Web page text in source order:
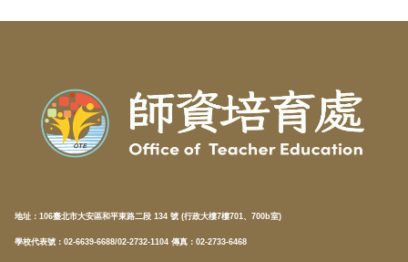
地址： 106臺北市大安區和平東路二段 134 號 (行政大樓7樓701、700b室)
學校代表號：02-6639-6688/02-2732-1104 傳真：02-2733-6468